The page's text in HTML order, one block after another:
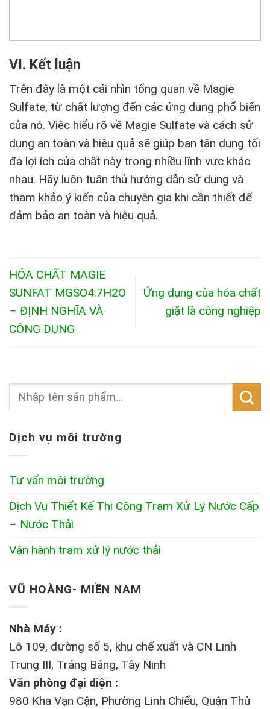
VI. Kết luận
Trên đây là một cái nhìn tổng quan về Magie
Sulfate, từ chất lượng đến các ứng dụng phổ biến
của nó. Việc hiểu rõ về Magie Sulfate và cách sử
dụng an toàn và hiệu quả sẽ giúp bạn tận dụng tối
đa lợi ích của chất này trong nhiều lĩnh vực khác
nhau. Hãy luôn tuân thủ hướng dẫn sử dụng và
tham khảo ý kiến của chuyên gia khi cần thiết để
đảm bảo an toàn và hiệu quả.
HÓA CHẤT MAGIE
SUNFAT MGSO4.7H2O
– ĐỊNH NGHĨA VÀ
CÔNG DỤNG
Ứng dụng của hóa chất
giặt là công nghiệp
Dịch vụ môi trường
Tư vấn môi trường
Dịch Vụ Thiết Kế Thi Công Trạm Xử Lý Nước Cấp
– Nước Thải
Vận hành trạm xử lý nước thải
VŨ HOÀNG- MIỀN NAM
Nhà Máy :
Lô 109, đường số 5, khu chế xuất và CN Linh
Trung III, Trảng Bảng, Tây Ninh
Văn phòng đại diện :
980 Kha Vạn Cận, Phường Linh Chiểu, Quận Thủ